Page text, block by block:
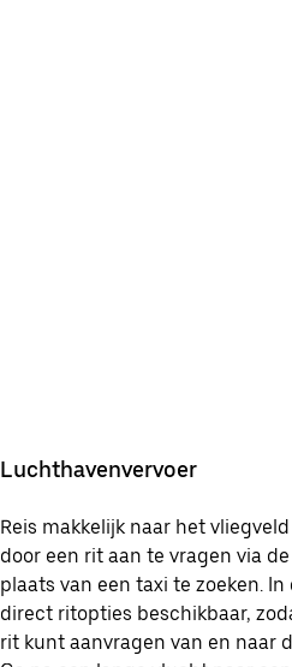
Luchthavenvervoer
Reis makkelijk naar het
door een rit aan te vragen via
plaats van een taxi te zoeken. In
direct ritopties beschikbaar,
rit kunt aanvragen van en naar